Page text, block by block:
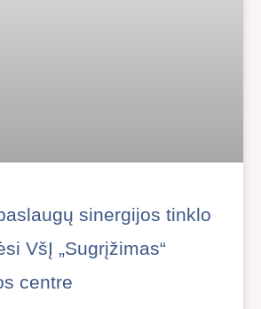
sinergijos tinklo
VšĮ „Sugrįžimas“
centre